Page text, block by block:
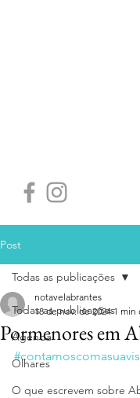
Post
Todas as publicações
Agenda
Olhares
O que escrevem sobre
Todas as publicações
Pormenores em
notavelabrantes
18 de nov. de 2024 1 min